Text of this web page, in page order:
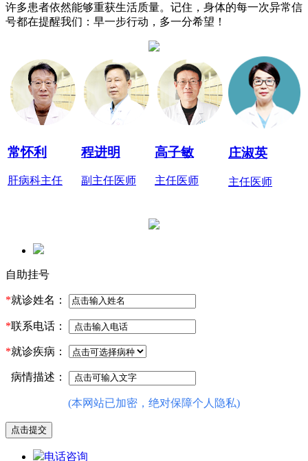
许多患者依然能够重获生活质量。记住，身体的每一次异常信
号都在提醒我们：早一步行动，多一分希望！
常怀利
肝病科主任
程进明
副主任医师
高子敏
主任医师
庄淑英
主任医师
自助挂号
*就诊姓名：
*联系电话：
*就诊疾病：
病情描述：
(本网站已加密，绝对保障个人隐私)
电话咨询